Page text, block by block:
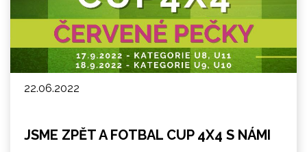
22.06.2022
JSME ZPĚT A FOTBAL CUP 4X4 S NÁMI